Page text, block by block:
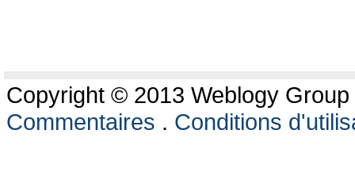
Copyright © 2013 Weblogy
Commentaires . Conditions